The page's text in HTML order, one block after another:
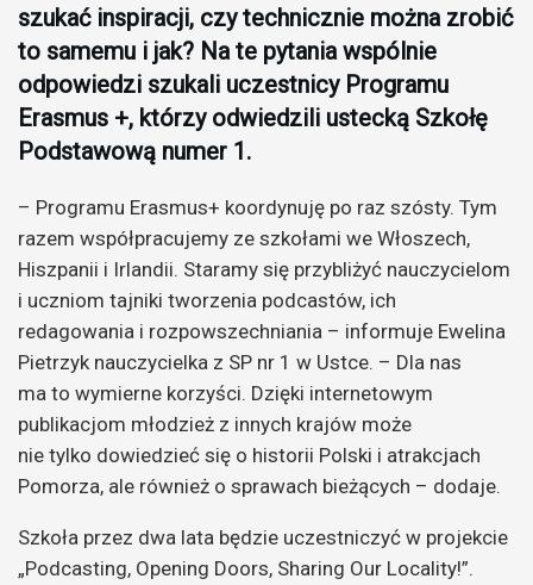
szukać inspiracji, czy technicznie można zrobić
to samemu i jak? Na te pytania wspólnie
odpowiedzi szukali uczestnicy Programu
Erasmus +, którzy odwiedzili ustecką Szkołę
Podstawową numer 1.
– Programu Erasmus+ koordynuję po raz szósty. Tym
razem współpracujemy ze szkołami we Włoszech,
Hiszpanii i Irlandii. Staramy się przybliżyć nauczycielom
i uczniom tajniki tworzenia podcastów, ich
redagowania i rozpowszechniania – informuje Ewelina
Pietrzyk nauczycielka z SP nr 1 w Ustce. – Dla nas
ma to wymierne korzyści. Dzięki internetowym
publikacjom młodzież z innych krajów może
nie tylko dowiedzieć się o historii Polski i atrakcjach
Pomorza, ale również o sprawach bieżących – dodaje.
Szkoła przez dwa lata będzie uczestniczyć w projekcie
„Podcasting, Opening Doors, Sharing Our Locality!”.